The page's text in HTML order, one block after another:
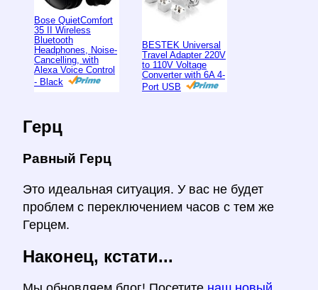
Bose QuietComfort
35 II Wireless
Bluetooth
Headphones, Noise-
Cancelling, with
Alexa Voice Control
- Black
BESTEK Universal
Travel Adapter 220V
to 110V Voltage
Converter with 6A 4-
Port USB
Герц
Равный Герц
Это идеальная ситуация. У вас не будет
проблем с переключением часов с тем же
Герцем.
Наконец, кстати...